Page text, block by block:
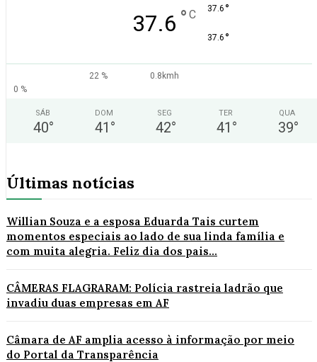
37.6 ° C 37.6 °
37.6 °
22 %
0.8kmh
0 %
SÁB
40°
DOM
41 °
SEG
42°
TER
41 °
QUA
39°
Últimas notícias
Willian Souza e a esposa Eduarda Tais curtem
momentos especiais ao lado de sua linda família e
com muita alegria. Feliz dia dos pais...
CÂMERAS FLAGRARAM: Polícia rastreia ladrão que
invadiu duas empresas em AF
Câmara de AF amplia acesso à informação por meio
do Portal da Transparência